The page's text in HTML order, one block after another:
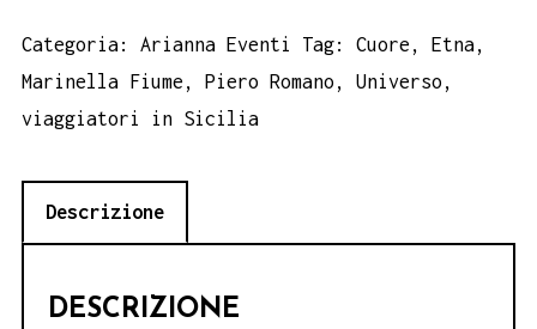
Categoria: Arianna Eventi Tag: Cuore , Etna,
Marinella Fiume , Piero Romano , Universo ,
viaggiatori in Sicilia
Descrizione
DESCRIZIONE